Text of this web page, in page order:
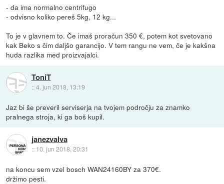
- da ima normalno centrifugo
- odvisno koliko pereš 5kg, 12 kg...
To je v glavnem to. Če imaš proračun 350 €, potem kot svetovano
kak Beko s čim daljšo garancijo. V tem rangu ne vem, če je kakšna
huda razlika med proizvajalci.
ToniT
::4. jun 2018, 13:19
Jaz bi še preveril serviserja na tvojem področju za znamko
pralnega stroja, ki ga boš kupil.
janezvalva
:: 10. jun 2018, 20:31
na koncu sem vzel bosch WAN24160BY za 370€.
držimo pesti.